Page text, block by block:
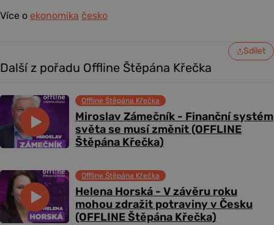
Více o ekonomika česko
Sdílet
Další z pořadu Offline Štěpána Křečka
Miroslav Zámečník - Finanční systém
světa se musí změnit (OFFLINE
Štěpána Křečka)
Offline Štěpána Křečka
Helena Horská - V závěru roku
mohou zdražit potraviny v Česku
(OFFLINE Štěpána Křečka)
Offline Štěpána Křečka